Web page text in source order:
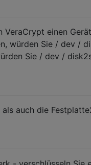
VeraCrypt einen
würden Sie / dev /
Sie / dev /
auch die